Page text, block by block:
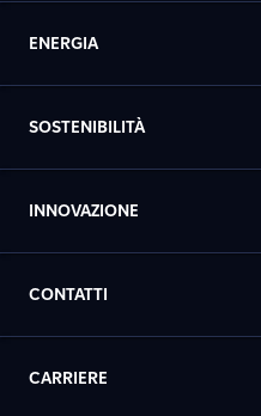
ENERGIA
SOSTENIBILITÀ
INNOVAZIONE
CONTATTI
CARRIERE